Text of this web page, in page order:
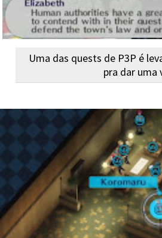
Uma das quests de P3P é
pra dar uma